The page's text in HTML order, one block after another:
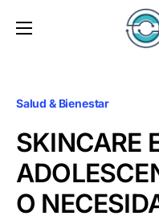
Salud & Bienestar
SKINCARE
O